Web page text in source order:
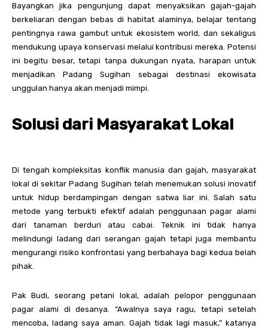
Bayangkan jika pengunjung dapat menyaksikan gajah-gajah
berkeliaran dengan bebas di habitat alaminya, belajar tentang
pentingnya rawa gambut untuk ekosistem world, dan sekaligus
mendukung upaya konservasi melalui kontribusi mereka. Potensi
ini begitu besar, tetapi tanpa dukungan nyata, harapan untuk
menjadikan Padang Sugihan sebagai destinasi ekowisata
unggulan hanya akan menjadi mimpi.
Solusi dari Masyarakat Lokal
Di tengah kompleksitas konflik manusia dan gajah, masyarakat
lokal di sekitar Padang Sugihan telah menemukan solusi inovatif
untuk hidup berdampingan dengan satwa liar ini. Salah satu
metode yang terbukti efektif adalah penggunaan pagar alami
dari tanaman berduri atau cabai. Teknik ini tidak hanya
melindungi ladang dari serangan gajah tetapi juga membantu
mengurangi risiko konfrontasi yang berbahaya bagi kedua belah
pihak.
Pak Budi, seorang petani lokal, adalah pelopor penggunaan
pagar alami di desanya. “Awalnya saya ragu, tetapi setelah
mencoba, ladang saya aman. Gajah tidak lagi masuk,” katanya